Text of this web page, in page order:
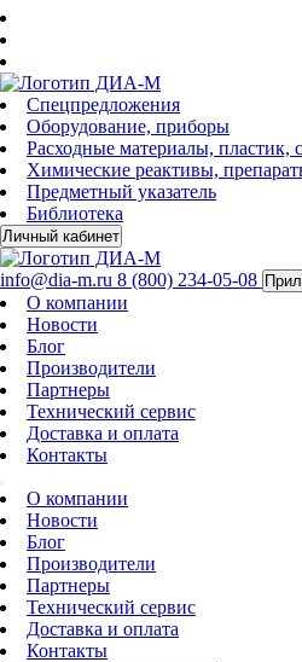
Спецпредложения
Оборудование, приборы
Расходные материалы, пластик,
Химические реактивы,
Предметный указатель
Библиотека
Личный кабинет
info@dia-m.ru 8 (800) 234-05-08
О компании
Новости
Блог
Производители
Партнеры
Технический сервис
Доставка и оплата
Контакты
О компании
Новости
Блог
Производители
Партнеры
Технический сервис
Доставка и оплата
Контакты